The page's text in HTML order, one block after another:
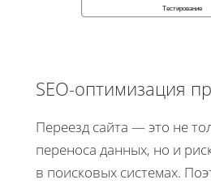
Тестирование
SEO-оптимизация
Переезд сайта — это не
переноса данных, но и
в поисковых системах.